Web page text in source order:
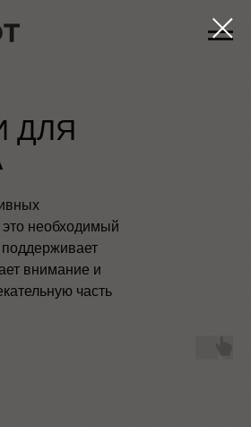
ДЛЯ
необходимый
поддерживает
внимание и
часть